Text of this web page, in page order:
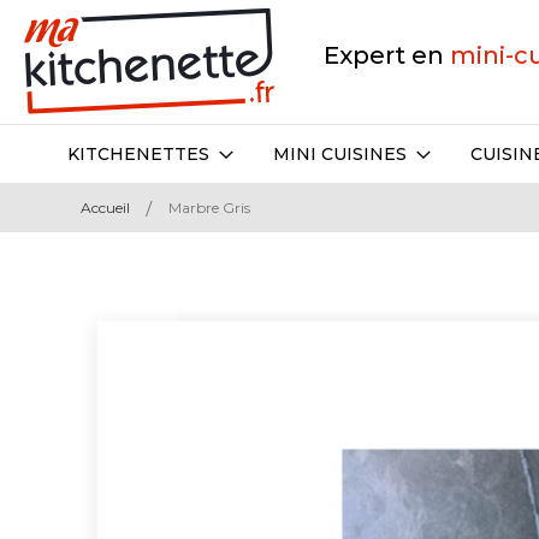
Expert en mini-
KITCHENETTES MINI CUISINES
Accueil Marbre Gris